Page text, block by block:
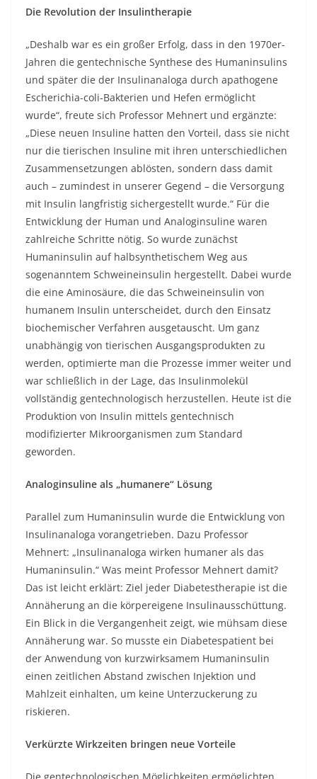
Die Revolution der Insulintherapie
„Deshalb war es ein großer Erfolg, dass in den 1970er-
Jahren die gentechnische Synthese des Humaninsulins
und später die der Insulinanaloga durch apathogene
Escherichia-coli-Bakterien und Hefen ermöglicht
wurde“, freute sich Professor Mehnert und ergänzte:
„Diese neuen Insuline hatten den Vorteil, dass sie nicht
nur die tierischen Insuline mit ihren unterschiedlichen
Zusammensetzungen ablösten, sondern dass damit
auch – zumindest in unserer Gegend – die Versorgung
mit Insulin langfristig sichergestellt wurde.“ Für die
Entwicklung der Human und Analoginsuline waren
zahlreiche Schritte nötig. So wurde zunächst
Humaninsulin auf halbsynthetischem Weg aus
sogenanntem Schweineinsulin hergestellt. Dabei wurde
die eine Aminosäure, die das Schweineinsulin von
humanem Insulin unterscheidet, durch den Einsatz
biochemischer Verfahren ausgetauscht. Um ganz
unabhängig von tierischen Ausgangsprodukten zu
werden, optimierte man die Prozesse immer weiter und
war schließlich in der Lage, das Insulinmolekül
vollständig gentechnologisch herzustellen. Heute ist die
Produktion von Insulin mittels gentechnisch
modifizierter Mikroorganismen zum Standard
geworden.
Analoginsuline als „humanere“ Lösung
Parallel zum Humaninsulin wurde die Entwicklung von
Insulinanaloga vorangetrieben. Dazu Professor
Mehnert: „Insulinanaloga wirken humaner als das
Humaninsulin.“ Was meint Professor Mehnert damit?
Das ist leicht erklärt: Ziel jeder Diabetestherapie ist die
Annäherung an die körpereigene Insulinausschüttung.
Ein Blick in die Vergangenheit zeigt, wie mühsam diese
Annäherung war. So musste ein Diabetespatient bei
der Anwendung von kurzwirksamem Humaninsulin
einen zeitlichen Abstand zwischen Injektion und
Mahlzeit einhalten, um keine Unterzuckerung zu
riskieren.
Verkürzte Wirkzeiten bringen neue Vorteile